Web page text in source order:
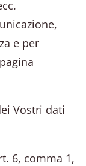
e per
Vostri dati
6, comma 1,